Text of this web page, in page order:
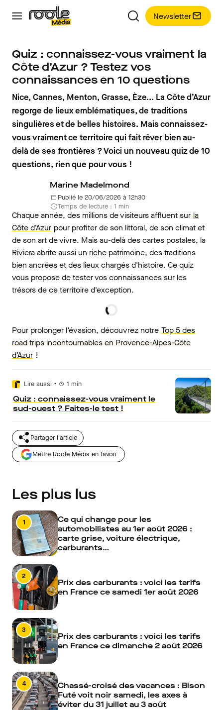
Newsletter
Quiz : connaissez-vous vraiment la
Côte d’Azur ? Testez vos
connaissances en 10 questions
Nice, Cannes, Menton, Grasse, Èze... La Côte d’Azur
regorge de lieux emblématiques, de traditions
singulières et de belles histoires. Mais connaissez-
vous vraiment ce territoire qui fait rêver bien au-
delà de ses frontières ? Voici un nouveau quiz de 10
questions, rien que pour vous !
Marine Madelmond
Publié le 20/06/2026 à 12h30
Temps de lecture : 1 min
Chaque année, des millions de visiteurs affluent sur la
Côte d’Azur pour profiter de son littoral, de son climat et
de son art de vivre. Mais au-delà des cartes postales, la
Riviera abrite aussi un riche patrimoine, des traditions
bien ancrées et des lieux chargés d'histoire. Ce quiz
vous propose de tester vos connaissances sur les
trésors de ce territoire d'exception.
Pour prolonger l’évasion, découvrez notre Top 5 des
road trips incontournables en Provence-Alpes-Côte
d’Azur !
Lire aussi • 1 min
Quiz : connaissez-vous vraiment le
sud-ouest ? Faites-le test !
Partager l'article
Mettre Roole Média en favori
Les plus lus
1
Ce qui change pour les
automobilistes au 1er août 2026 :
carte grise, voiture électrique,
carburants…
2
Prix des carburants : voici les tarifs
en France ce samedi 1er août 2026
3
Prix des carburants : voici les tarifs
en France ce dimanche 2 août 2026
4
Chassé-croisé des vacances : Bison
Futé voit noir samedi, les axes à
éviter du 31 juillet au 3 août